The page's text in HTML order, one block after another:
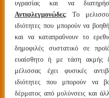
υγρασίας και να
Αντιφλεγμονώδες: Το
ιδιότητες που μπορούν να
και να καταπραΰνουν το
δημοφιλές συστατικό σε
ευαίσθητο ή με τάση ακμής
μέλισσας έχει φυσικές
ιδιότητες που μπορούν να
δέρματος από μολύνσεις και